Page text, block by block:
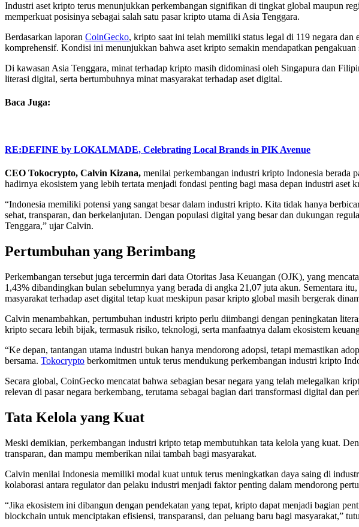
Industri aset kripto terus menunjukkan perkembangan signifikan di tingkat global maupun
memperkuat posisinya sebagai salah satu pasar kripto utama di Asia Tenggara.
Berdasarkan laporan CoinGecko, kripto saat ini telah memiliki status legal di 119 negara
komprehensif. Kondisi ini menunjukkan bahwa aset kripto semakin mendapatkan
Di kawasan Asia Tenggara, minat terhadap kripto masih didominasi oleh Singapura dan
literasi digital, serta bertumbuhnya minat masyarakat terhadap aset digital.
Baca Juga:
RE:DEFINE by LOKALMADE, Celebrating Local Brands in PIK Avenue
CEO Tokocrypto, Calvin Kizana, menilai perkembangan industri kripto Indonesia berada
hadirnya ekosistem yang lebih tertata menjadi fondasi penting bagi masa depan industri aset
“Indonesia memiliki potensi yang sangat besar dalam industri kripto. Kita tidak hanya
sehat, transparan, dan berkelanjutan. Dengan populasi digital yang besar dan dukungan
Tenggara,” ujar Calvin.
Pertumbuhan yang Berimbang
Perkembangan tersebut juga tercermin dari data Otoritas Jasa Keuangan (OJK), yang
1,43% dibandingkan bulan sebelumnya yang berada di angka 21,07 juta akun. Sementara
masyarakat terhadap aset digital tetap kuat meskipun pasar kripto global masih bergerak
Calvin menambahkan, pertumbuhan industri kripto perlu diimbangi dengan peningkatan
kripto secara lebih bijak, termasuk risiko, teknologi, serta manfaatnya dalam ekosistem
“Ke depan, tantangan utama industri bukan hanya mendorong adopsi, tetapi memastikan
bersama. Tokocrypto berkomitmen untuk terus mendukung perkembangan industri kripto
Secara global, CoinGecko mencatat bahwa sebagian besar negara yang telah melegalkan
relevan di pasar negara berkembang, terutama sebagai bagian dari transformasi digital dan
Tata Kelola yang Kuat
Meski demikian, perkembangan industri kripto tetap membutuhkan tata kelola yang kuat.
transparan, dan mampu memberikan nilai tambah bagi masyarakat.
Calvin menilai Indonesia memiliki modal kuat untuk terus meningkatkan daya saing di
kolaborasi antara regulator dan pelaku industri menjadi faktor penting dalam mendorong
“Jika ekosistem ini dibangun dengan pendekatan yang tepat, kripto dapat menjadi bagian
blockchain untuk menciptakan efisiensi, transparansi, dan peluang baru bagi masyarakat,”